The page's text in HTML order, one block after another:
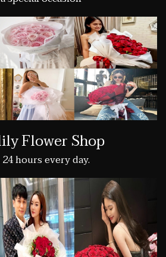
Flower Shop
hours every day.